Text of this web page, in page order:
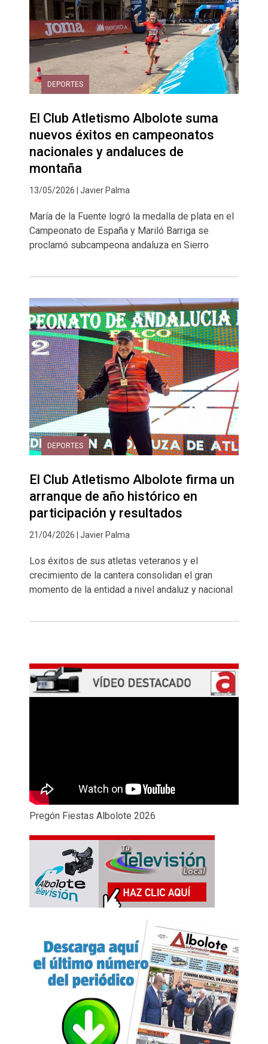
DEPORTES
El Club Atletismo Albolote suma
nuevos éxitos en campeonatos
nacionales y andaluces de
montaña
13/05/2026 | Javier Palma
María de la Fuente logró la medalla de plata en el
Campeonato de España y Mariló Barriga se
proclamó subcampeona andaluza en Sierro
DEPORTES
El Club Atletismo Albolote firma un
arranque de año histórico en
participación y resultados
21/04/2026 | Javier Palma
Los éxitos de sus atletas veteranos y el
crecimiento de la cantera consolidan el gran
momento de la entidad a nivel andaluz y nacional
Pregón Fiestas Albolote 2026